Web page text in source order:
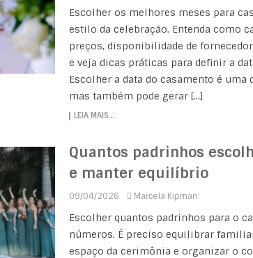
Escolher os melhores meses para
estilo da celebração. Entenda como
preços, disponibilidade de
e veja dicas práticas para definir a
Escolher a data do casamento é
mas também pode gerar […]
LEIA MAIS…
Quantos padrinhos
e manter equilíbrio
09/04/2026 Marcela Kipman
Escolher quantos padrinhos para o
números. É preciso equilibrar
espaço da cerimônia e organizar o